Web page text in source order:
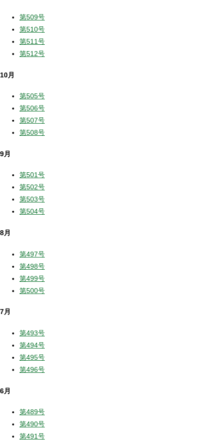
第509号
第510号
第511号
第512号
10月
第505号
第506号
第507号
第508号
9月
第501号
第502号
第503号
第504号
8月
第497号
第498号
第499号
第500号
7月
第493号
第494号
第495号
第496号
6月
第489号
第490号
第491号